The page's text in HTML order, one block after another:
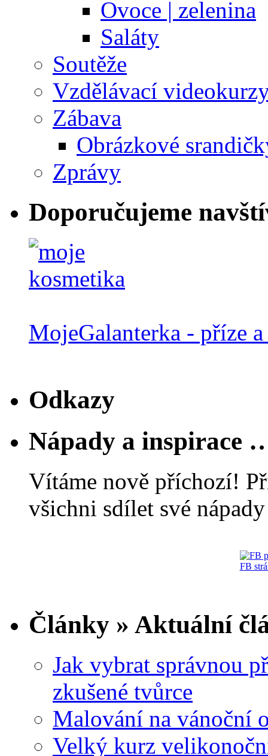
Ovoce | zelenina
Saláty
Soutěže
Vzdělávací
Zábava
Obrázkové
Zprávy
Doporučujeme
MojeGalanterka - příze
Odkazy
Nápady a inspirace
Vítáme nově příchozí!
všichni sdílet své
FB
Články » Aktuální
Jak vybrat správnou
zkušené tvůrce
Malování na vánoční
Velký kurz